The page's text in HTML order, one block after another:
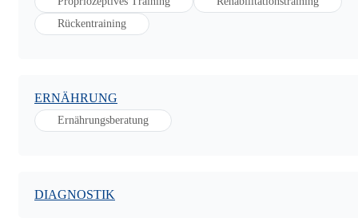
Rückentraining
ERNÄHRUNG
Ernährungsberatung
DIAGNOSTIK